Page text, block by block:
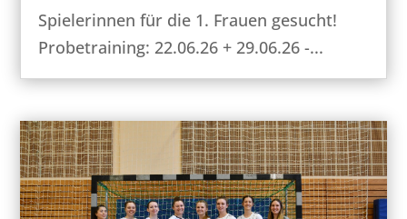
Spielerinnen für die 1. Frauen gesucht!
Probetraining: 22.06.26 + 29.06.26 -...